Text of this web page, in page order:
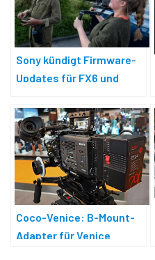
Sony kündigt Firmware-
Updates für FX6 und
Coco-Venice: B-Mount-
Adapter für Venice